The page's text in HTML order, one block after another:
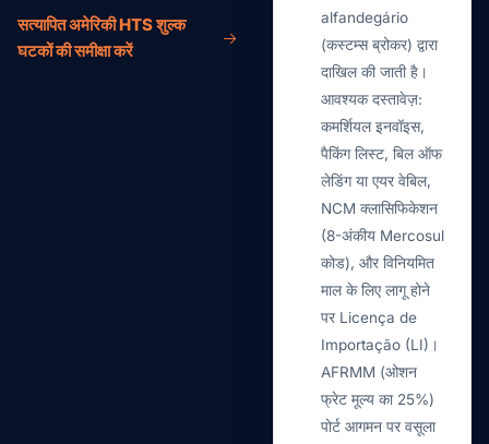
सत्यापित अमेरिकी HTS शुल्क
घटकों की समीक्षा करें
alfandegário
(कस्टम्स ब्रोकर) द्वारा
दाखिल की जाती है।
आवश्यक दस्तावेज़:
कमर्शियल इनवॉइस,
पैकिंग लिस्ट, बिल ऑफ
लेडिंग या एयर वेबिल,
NCM क्लासिफिकेशन
(8-अंकीय Mercosul
कोड), और विनियमित
माल के लिए लागू होने
पर Licença de
Importação (LI)।
AFRMM (ओशन
फ्रेट मूल्य का 25%)
पोर्ट आगमन पर वसूला